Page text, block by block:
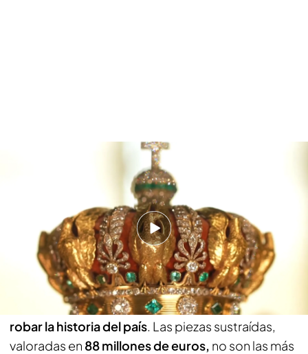
Misterio y bochorno en Francia tras el robo del siglo en el Louvre a plena luz
¿Qué pasará con las joyas robadas? Que, por
cierto, no estaban aseguradas...
Tal y como está el mercado, dicen los expertos,
casi sería tan valioso el oro como las piedras
preciosas. Aunque hay voces que apuntan a que el
objetivo del asalto no era tanto el dinero, sino
robar la historia del país. Las piezas sustraídas,
valoradas en 88 millones de euros, no son las más